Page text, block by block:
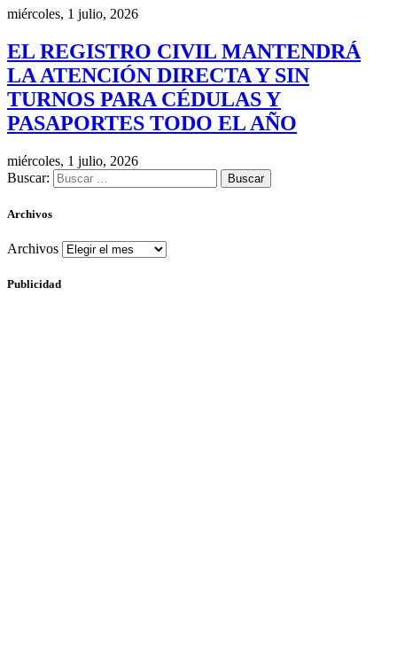
miércoles, 1 julio, 2026
EL REGISTRO CIVIL MANTENDRÁ
LA ATENCIÓN DIRECTA Y SIN
TURNOS PARA CÉDULAS Y
PASAPORTES TODO EL AÑO
miércoles, 1 julio, 2026
Buscar:
Archivos
Archivos
Publicidad